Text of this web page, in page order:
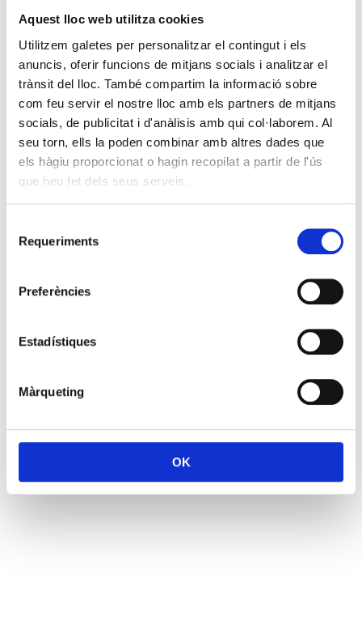
Aquest lloc web utilitza cookies
Utilitzem galetes per personalitzar el contingut i els
anuncis, oferir funcions de mitjans socials i analitzar el
trànsit del lloc. També compartim la informació sobre
com feu servir el nostre lloc amb els partners de mitjans
socials, de publicitat i d'anàlisis amb qui col·laborem. Al
seu torn, ells la poden combinar amb altres dades que
els hàgiu proporcionat o hagin recopilat a partir de l'ús
que heu fet dels seus serveis.
Requeriments
Preferències
Estadístiques
Màrqueting
OK